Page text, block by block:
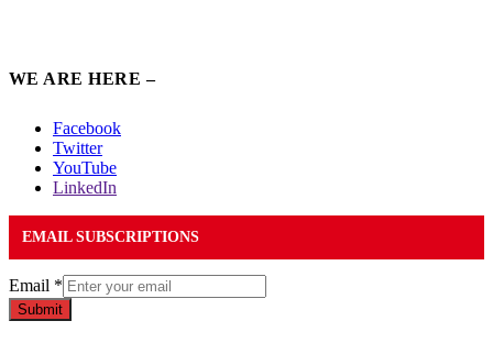
WE ARE HERE –
Facebook
Twitter
YouTube
LinkedIn
EMAIL SUBSCRIPTIONS
Email *
Submit